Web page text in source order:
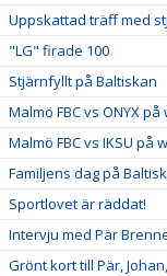
Uppskattad träff med
"LG" firade 100
Stjärnfyllt på Baltiskan
Malmö FBC vs ONYX
Malmö FBC vs IKSU på
Familjens dag på
Sportlovet är räddat!
Intervju med Pär
Grönt kort till Pär,